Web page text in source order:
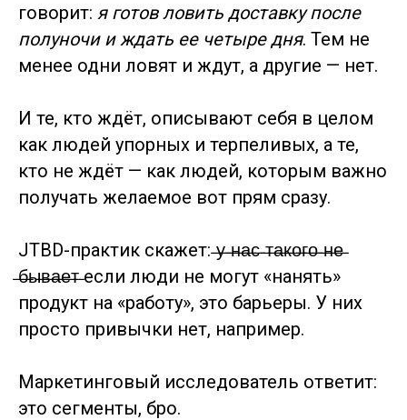
говорит: я готов ловить доставку после
полуночи и ждать ее четыре дня. Тем не
менее одни ловят и ждут, а другие — нет.
И те, кто ждёт, описывают себя в целом
как людей упорных и терпеливых, а те,
кто не ждёт — как людей, которым важно
получать желаемое вот прям сразу.
JTBD-практик скажет: ̶у̶ ̶н̶а̶с̶ ̶т̶а̶к̶о̶г̶о̶ ̶н̶е̶
̶б̶ы̶в̶а̶е̶т̶ если люди не могут «нанять»
продукт на «работу», это барьеры. У них
просто привычки нет, например.
Маркетинговый исследователь ответит:
это сегменты, бро.